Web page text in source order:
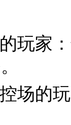
玩家
场的